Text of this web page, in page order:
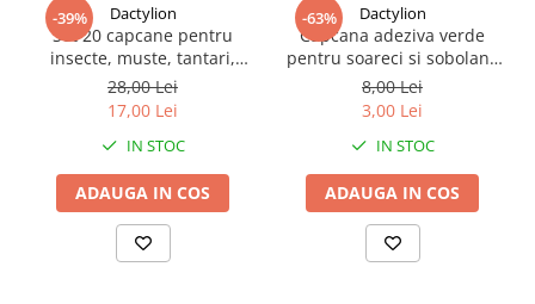
-39% Dactylion
Set 20 capcane pentru
insecte, muste, tantari,
protectie plante,
autoadezive, fata-verso, 10
x 15 cm, galben
28,00 Lei
17,00 Lei
IN STOC
ADAUGA IN COS
-63% Dactylion
Capcana adeziva verde
pentru soareci si sobolani,
lipici puternic, 16 x 21 cm,
non toxica, fara miros,
utilizare usoara
8,00 Lei
3,00 Lei
IN STOC
ADAUGA IN COS